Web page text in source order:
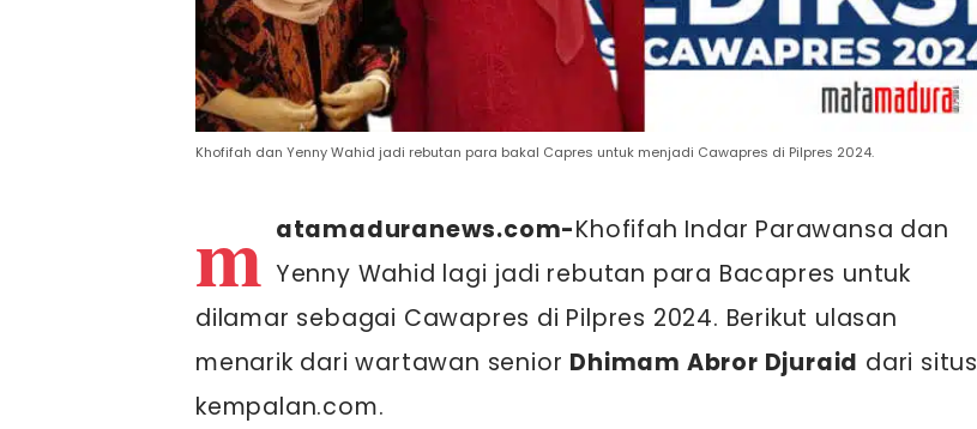
Khofifah dan Yenny Wahid jadi rebutan para bakal Capres untuk menjadi Cawapres di Pilpres 2024.
m atamaduranews.com-Khofifah Indar Parawansa dan
Yenny Wahid lagi jadi rebutan para Bacapres untuk
dilamar sebagai Cawapres di Pilpres 2024. Berikut ulasan
menarik dari wartawan senior Dhimam Abror Djuraid dari situs
kempalan.com.